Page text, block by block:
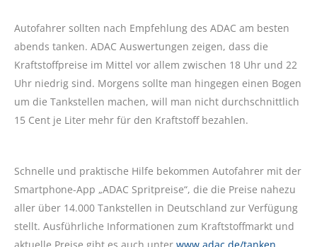
Autofahrer sollten nach Empfehlung des ADAC am besten
abends tanken. ADAC Auswertungen zeigen, dass die
Kraftstoffpreise im Mittel vor allem zwischen 18 Uhr und 22
Uhr niedrig sind. Morgens sollte man hingegen einen Bogen
um die Tankstellen machen, will man nicht durchschnittlich
15 Cent je Liter mehr für den Kraftstoff bezahlen.
Schnelle und praktische Hilfe bekommen Autofahrer mit der
Smartphone-App „ADAC Spritpreise“, die die Preise nahezu
aller über 14.000 Tankstellen in Deutschland zur Verfügung
stellt. Ausführliche Informationen zum Kraftstoffmarkt und